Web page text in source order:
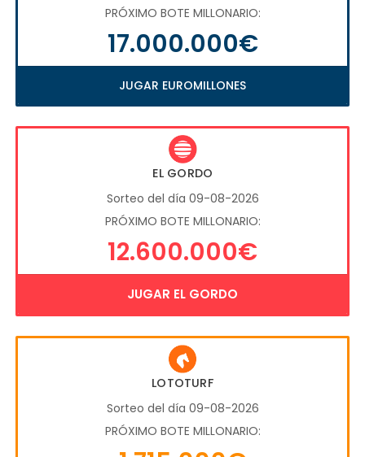
PRÓXIMO BOTE MILLONARIO:
17.000.000€
JUGAR EUROMILLONES
EL GORDO
Sorteo del día 09-08-2026
PRÓXIMO BOTE MILLONARIO:
12.600.000€
JUGAR EL GORDO
LOTOTURF
Sorteo del día 09-08-2026
PRÓXIMO BOTE MILLONARIO: